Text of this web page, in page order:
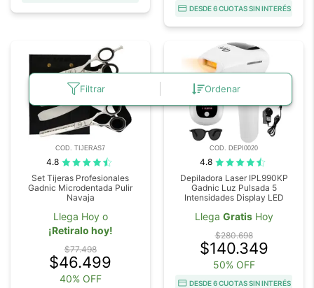
Filtrar Ordenar
DESDE 6 CUOTAS SIN INTERÉS
COD. TIJERAS7
4.8
Set Tijeras Profesionales
Gadnic Microdentada Pulir
Navaja
Llega Hoy o
¡Retiralo hoy!
$77.498
$46.499
40% OFF
COD. DEPI0020
4.8
Depiladora Laser IPL990KP
Gadnic Luz Pulsada 5
Intensidades Display LED
Llega GratisHoy
$280.698
$140.349
50% OFF
DESDE 6 CUOTAS SIN INTERÉS